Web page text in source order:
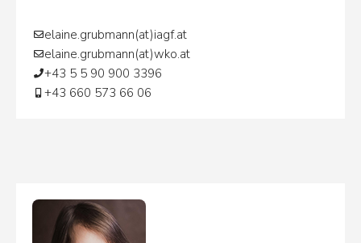
elaine.grubmann(at)iagf.at
elaine.grubmann(at)wko.at
+43 5 5 90 900 3396
+43 660 573 66 06